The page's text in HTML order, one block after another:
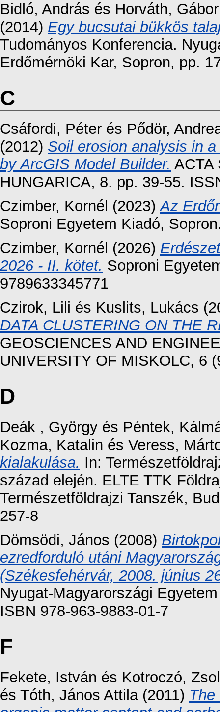
Bidló, András és Horváth, Gábor
(2014) Egy bucsutai bükkös
Tudományos Konferencia.
Erdőmérnöki Kar, Sopron, pp.
C
Csáfordi, Péter és Pődör,
(2012) Soil erosion analysis in
by ArcGIS Model Builder. ACTA
HUNGARICA, 8. pp. 39-55.
Czimber, Kornél (2023)Az
Soproni Egyetem Kiadó,
Czimber, Kornél (2026)
2026 - II. kötet. Soproni
9789633345771
Czirok, Lili és Kuslits, Lukács
DATA CLUSTERING ON THE
GEOSCIENCES AND
UNIVERSITY OF MISKOLC, 6
D
Deák , György és Péntek,
Kozma, Katalin és Veress,
kialakulása. In:
század elején. ELTE TTK
Természetföldrajzi Tanszék,
257-8
Dömsödi, János (2008)
ezredforduló utáni
(Székesfehérvár, 2008. június
Nyugat-Magyarországi
ISBN 978-963-9883-01-7
F
Fekete, István és Kotroczó,
és Tóth, János Attila(2011)